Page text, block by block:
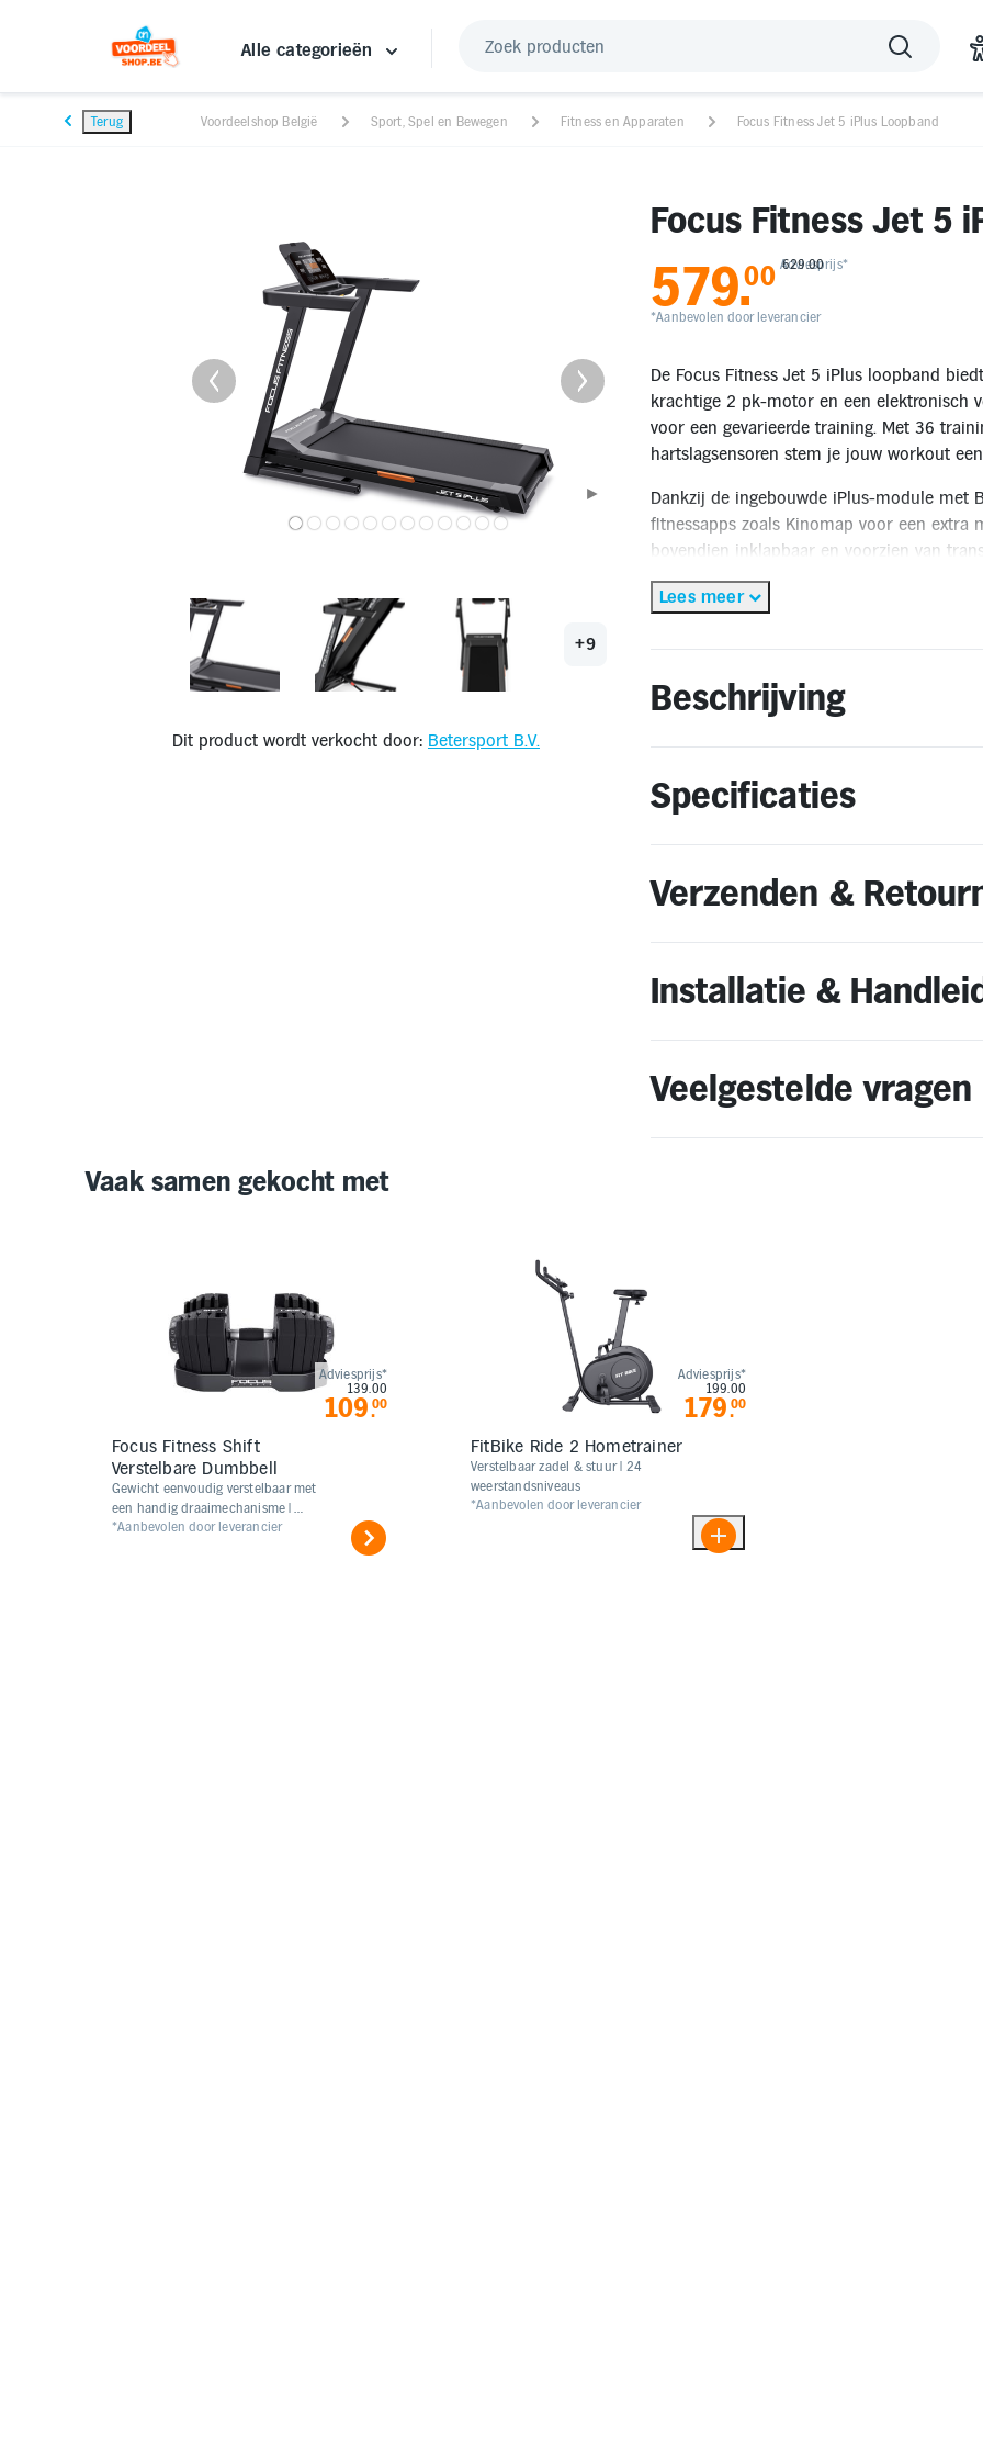
Alle categorieën
Terug Voordeelshop België Sport, Spel en Bewegen Fitness en Apparaten Focus Fitness Jet 5 iPlus Loopband
Focus Fitness Jet 5
579.00 Adviesprijs*
629.00
*Aanbevolen door leverancier
De Focus Fitness Jet 5 iPlus loopband
krachtige 2 pk-motor en een elektronisch
voor een gevarieerde training. Met 36
hartslagsensoren stem je jouw workout
Dankzij de ingebouwde iPlus-module met
fitnessapps zoals Kinomap voor een extra
bovendien inklapbaar en voorzien van
eenvoudig opbergt.
✅Gratis thuisbezorgd binnen 5 werkdagen*
✅Gratis retourneren**
*Gratis thuisbezorging geldt alleen binnen Nederland en
niet mogelijk.
Lees meer
Beschrijving
Specificaties
Verzenden &
Installatie &
Veelgestelde vragen
►
+9
Dit product wordt verkocht door: Betersport B.V.
Vaak samen gekocht met
Adviesprijs*
139.00
109.00
Focus Fitness Shift
Verstelbare Dumbbell
Gewicht eenvoudig verstelbaar met
een handig draaimechanisme |
Combineer in een combideal voor
*Aanbevolen door leverancier
Adviesprijs*
199.00
179.00
FitBike Ride 2 Hometrainer
Verstelbaar zadel & stuur | 24
weerstandsniveaus
*Aanbevolen door leverancier